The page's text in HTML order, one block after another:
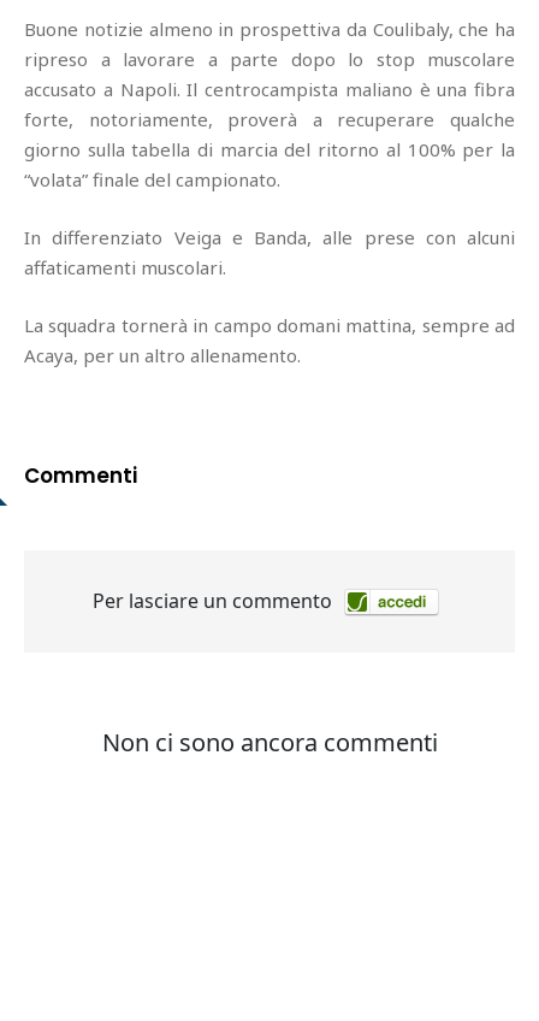
Buone notizie almeno in prospettiva da Coulibaly, che ha
ripreso a lavorare a parte dopo lo stop muscolare
accusato a Napoli. Il centrocampista maliano è una fibra
forte, notoriamente, proverà a recuperare qualche
giorno sulla tabella di marcia del ritorno al 100% per la
“volata” finale del campionato.
In differenziato Veiga e Banda, alle prese con alcuni
affaticamenti muscolari.
La squadra tornerà in campo domani mattina, sempre ad
Acaya, per un altro allenamento.
Commenti